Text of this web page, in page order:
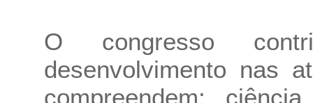
O congresso
desenvolvimento nas
compreendem: